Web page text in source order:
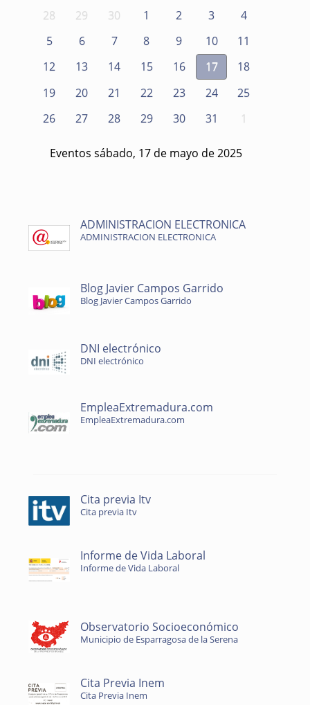
28 29 30 1 2 3
4
5
6 7 8 9 10
11
12
13 14 15 16 17
18
19
20 21 22 23 24
25
26
27 28 29 30 31 1
Eventos sábado, 17 de mayo de 2025
ADMINISTRACION ELECTRONICA
ADMINISTRACION ELECTRONICA
Blog Javier Campos Garrido
Blog Javier Campos Garrido
DNI electrónico
DNI electrónico
EmpleaExtremadura.com
EmpleaExtremadura.com
Cita previa Itv
Cita previa Itv
Informe de Vida Laboral
Informe de Vida Laboral
Observatorio Socioeconómico
Municipio de Esparragosa de la Serena
Cita Previa Inem
Cita Previa Inem